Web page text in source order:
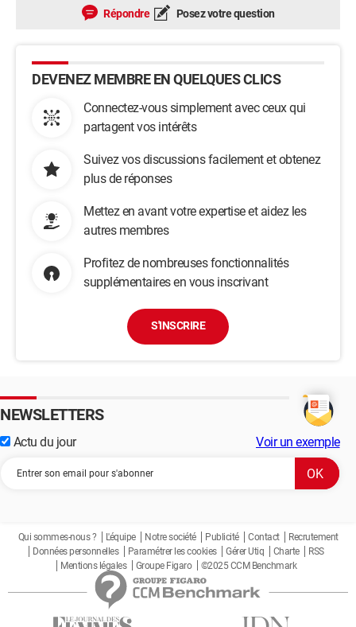
Répondre Posez votre question
DEVENEZ MEMBRE EN QUELQUES CLICS
Connectez-vous simplement avec ceux qui
partagent vos intérêts
Suivez vos discussions facilement et obtenez
plus de réponses
Mettez en avant votre expertise et aidez les
autres membres
Profitez de nombreuses fonctionnalités
supplémentaires en vous inscrivant
S'INSCRIRE
NEWSLETTERS
Actu du jour Voir un exemple
Qui sommes-nous ? L'équipe Notre société Publicité Contact
Recrutement
Données personnelles
Paramétrer les cookies Gérer Utiq Charte
RSS
Mentions légales
Groupe Figaro ©2025 CCM Benchmark